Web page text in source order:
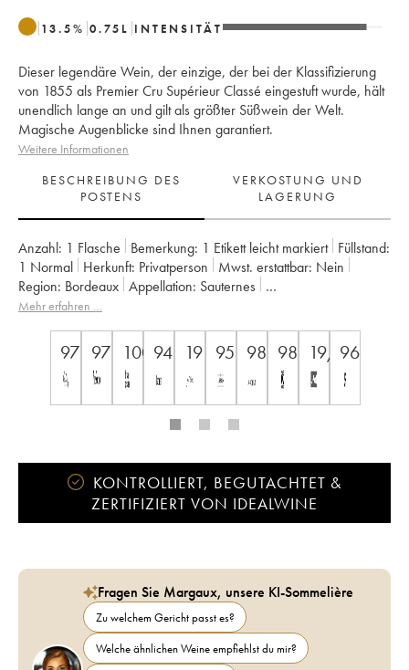
13.5% 0.75 L INTENSITÄT
Dieser legendäre Wein, der einzige, der bei der Klassifizierung
von 1855 als Premier Cru Supérieur Classé eingestuft wurde, hält
unendlich lange an und gilt als größter Süßwein der Welt.
Magische Augenblicke sind Ihnen garantiert.
Weitere Informationen
BESCHREIBUNG DES
POSTENS
VERKOSTUNG UND
LAGERUNG
Anzahl: 1 Flasche Bemerkung: 1 Etikett leicht markiert Füllstand:
1 Normal Herkunft: privatperson Mwst. erstattbar:
nein
Region:
Bordeaux Appellation:
Sauternes
Klassifizierung:
Mehr erfahren …
97 97 100 94 19 95 98 98 19/20
96
KONTROLLIERT, BEGUTACHTET &
ZERTIFIZIERT VON IDEALWINE
Fragen Sie Margaux, unsere KI-Sommelière
Zu welchem Gericht passt es?
Welche ähnlichen Weine empfiehlst du mir?